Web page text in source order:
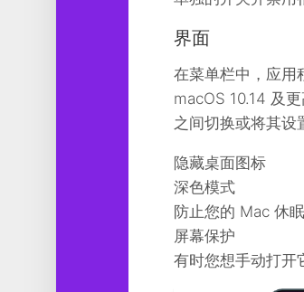
软
件
娱
界面
在菜单栏中，应用
macOS 10.14 及
之间切换或将其设
隐藏桌面图标
深色模式
防止您的 Mac 休
屏幕保护
有时您想手动打开